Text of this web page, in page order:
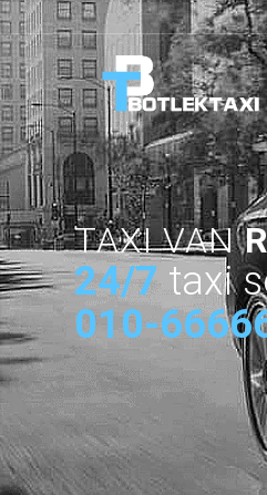
TAXI VAN
24/7 taxi
010-